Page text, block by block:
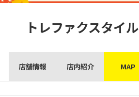
トレファクスタイル
店舗情報 店内紹介 MAP